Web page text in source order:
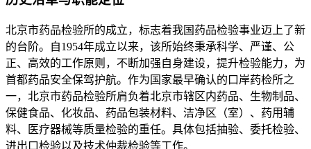
北京市药品检验所的成立，标志着我国药品检验事业迈上了新
的台阶。自1954年成立以来，该所始终秉承科学、严谨、公
正、高效的工作原则，不断加强自身建设，提升检验能力，为
首都药品安全保驾护航。作为国家最早确认的口岸药检所之
一，北京市药品检验所肩负着北京市辖区内药品、生物制品、
保健食品、化妆品、药品包装材料、洁净区（室）、药用辅
料、医疗器械等质量检验的重任。具体包括抽验、委托检验、
进出口检验以及技术仲裁检验等工作。